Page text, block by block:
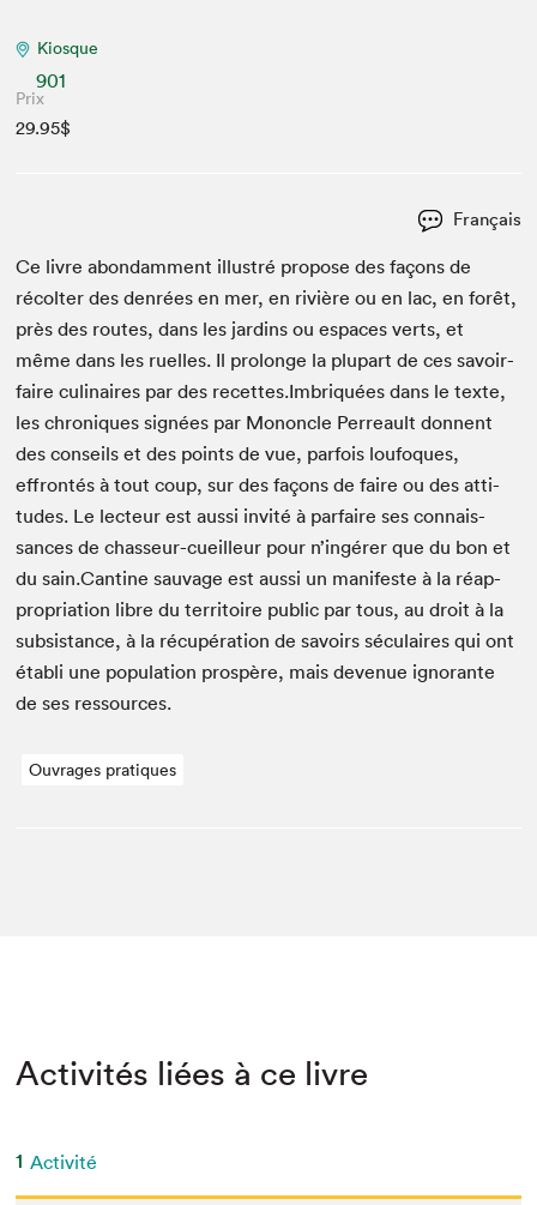
Kiosque
901
Prix
29.95$
Français
Ce livre abon­dam­ment illus­tré pro­pose des façons de
récolter des den­rées en mer, en riv­ière ou en lac, en forêt,
près des routes, dans les jardins ou espaces verts, et
même dans les ruelles. Il pro­longe la plu­part de ces savoir-
faire culi­naires par des recettes.​Imbriquées dans le texte,
les chroniques signées par Monon­cle Per­reault don­nent
des con­seils et des points de vue, par­fois loufo­ques,
effron­tés à tout coup, sur des façons de faire ou des atti­
tudes. Le lecteur est aus­si invité à par­faire ses con­nais­
sances de chas­seur-cueilleur pour n’ingérer que du bon et
du sain.​Can­tine sauvage est aus­si un man­i­feste à la réap­
pro­pri­a­tion libre du ter­ri­toire pub­lic par tous, au droit à la
sub­sis­tance, à la récupéra­tion de savoirs sécu­laires qui ont
établi une pop­u­la­tion prospère, mais dev­enue igno­rante
de ses ressources.
Ouvrages pratiques
Activités liées à ce livre
1 Activité